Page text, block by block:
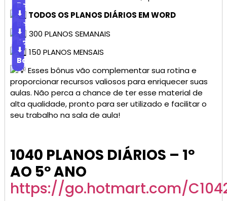
Baixar
TODOS OS PLANOS DIÁRIOS EM WORD
⬇
Baixar
300 PLANOS SEMANAIS
⬇
Baixar
150 PLANOS MENSAIS
⬇
Baixar
Esses bônus vão complementar sua rotina e
proporcionar recursos valiosos para enriquecer suas
aulas. Não perca a chance de ter esse material de
alta qualidade, pronto para ser utilizado e facilitar o
seu trabalho na sala de aula!
1040 PLANOS DIÁRIOS – 1º
AO 5º ANO
https://go.hotmart.com/